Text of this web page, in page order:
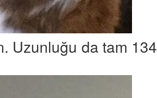
Uzunluğu da tam 134